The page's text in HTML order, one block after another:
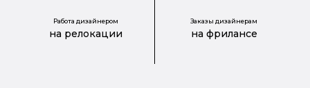
Работа дизайнером
на релокации
Заказы дизайнерам
на фрилансе